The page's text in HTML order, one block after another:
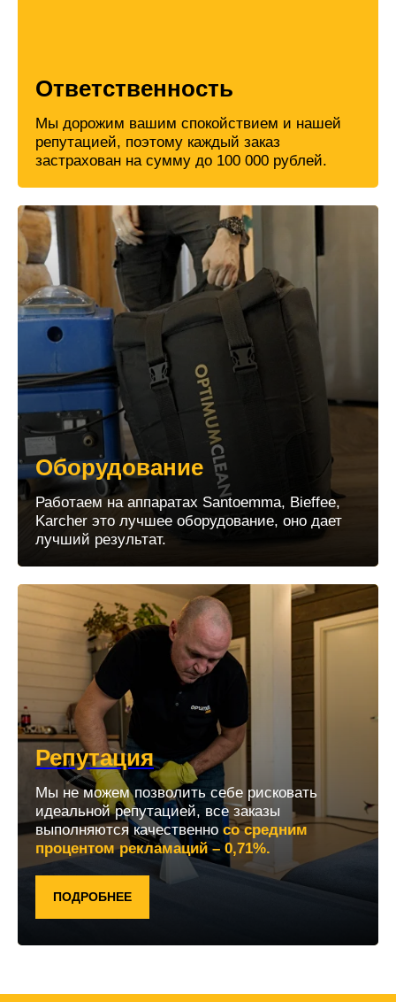
Ответственность
Мы дорожим вашим спокойствием и нашей
репутацией, поэтому каждый заказ
застрахован на сумму до 100 000 рублей.
Оборудование
Работаем на аппаратах Santoemma, Bieffee,
Karcher это лучшее оборудование, оно дает
лучший результат.
Репутация
Мы не можем позволить себе рисковать
идеальной репутацией, все заказы
выполняются качественно со средним
процентом рекламаций – 0,71%.
ПОДРОБНЕЕ